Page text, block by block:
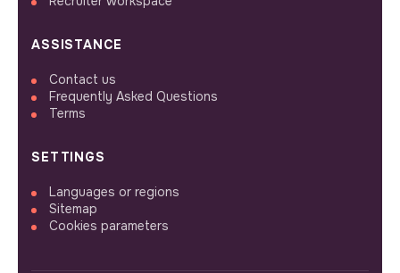
ASSISTANCE
Contact us
Frequently Asked Questions
Terms
SETTINGS
Languages or regions
Sitemap
Cookies parameters